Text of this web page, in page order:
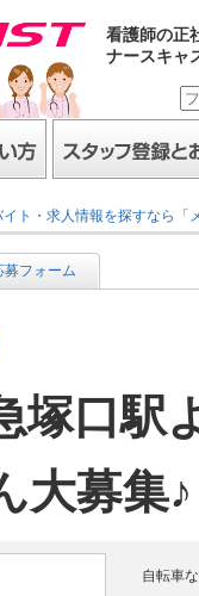
看護師の正
ナースキャ
ト・求人情報を探すなら「
募フォーム
塚口
大募集
自転車